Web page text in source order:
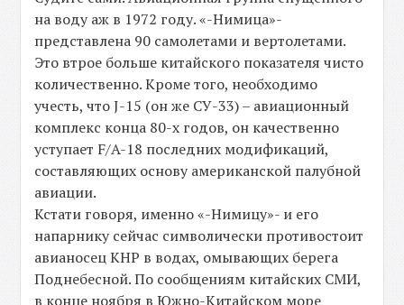
на воду аж в 1972 году. «-Нимица»-
представлена 90 самолетами и вертолетами.
Это втрое больше китайского показателя чисто
количественно. Кроме того, необходимо
учесть, что J-15 (он же СУ-33) – авиационный
комплекс конца 80-х годов, он качественно
уступает F/A-18 последних модификаций,
составляющих основу американской палубной
авиации.
Кстати говоря, именно «-Нимицу»- и его
напарнику сейчас символически противостоит
авианосец КНР в водах, омывающих берега
Поднебесной. По сообщениям китайских СМИ,
в конце ноября в Южно-Китайском море